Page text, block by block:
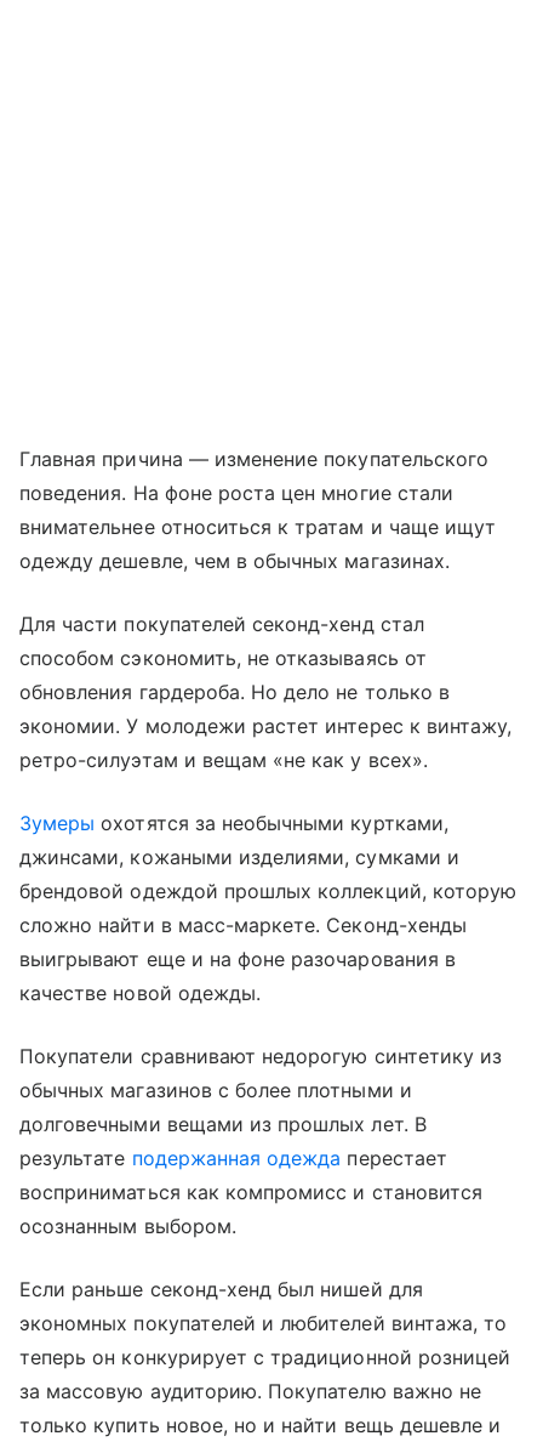
Главная причина — изменение покупательского
поведения. На фоне роста цен многие стали
внимательнее относиться к тратам и чаще ищут
одежду дешевле, чем в обычных магазинах.
Для части покупателей секонд-хенд стал
способом сэкономить, не отказываясь от
обновления гардероба. Но дело не только в
экономии. У молодежи растет интерес к винтажу,
ретро-силуэтам и вещам «не как у всех».
Зумеры охотятся за необычными куртками,
джинсами, кожаными изделиями, сумками и
брендовой одеждой прошлых коллекций, которую
сложно найти в масс-маркете. Секонд-хенды
выигрывают еще и на фоне разочарования в
качестве новой одежды.
Покупатели сравнивают недорогую синтетику из
обычных магазинов с более плотными и
долговечными вещами из прошлых лет. В
результате подержанная одежда перестает
восприниматься как компромисс и становится
осознанным выбором.
Если раньше секонд-хенд был нишей для
экономных покупателей и любителей винтажа, то
теперь он конкурирует с традиционной розницей
за массовую аудиторию. Покупателю важно не
только купить новое, но и найти вещь дешевле и